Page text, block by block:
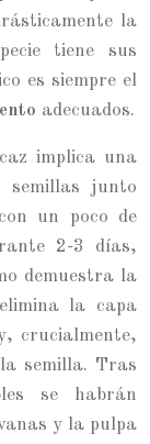
la
tiene sus
es siempre el
adecuados.
implica una
semillas junto
un poco de
2-3 días,
demuestra la
la capa
crucialmente,
semilla. Tras
se habrán
y la pulpa